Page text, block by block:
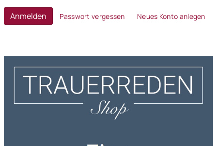
Anmelden Passwort vergessen Neues Konto anlegen